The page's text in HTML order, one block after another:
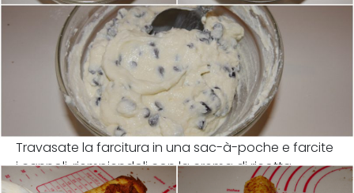
Travasate la farcitura in una sac-à-poche e farcite
i cannoli, riempiendoli con la crema di ricotta.